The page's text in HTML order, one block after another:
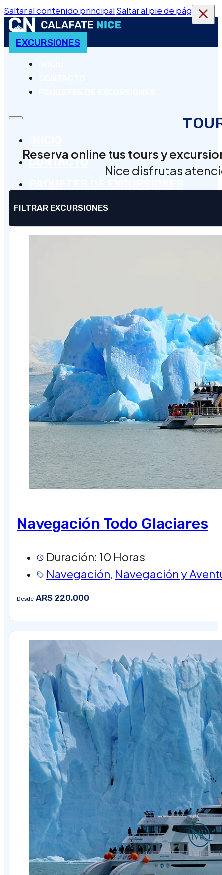
Saltar al contenido principalSaltar al pie de página
EXCURSIONES
CONTACTO
Reserva online tus tours y
Nice disfrutas
FILTRAR EXCURSIONES
Navegación Todo Glaciares
Duración: 10 Horas
Navegación, Navegación y
Desde ARS 220.000